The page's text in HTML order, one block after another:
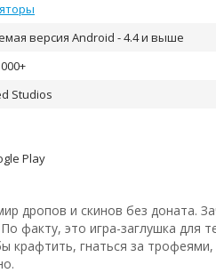
версия Android - 4.4 и выше
Studios
Play
дропов и скинов без доната.
факту, это игра-заглушка для
гнаться за трофеями,